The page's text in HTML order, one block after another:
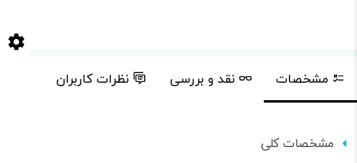
مشخصات نقد و بررسی نظرات کاربران
مشخصات کلی